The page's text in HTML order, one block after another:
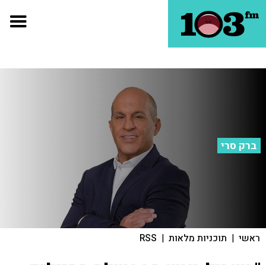
ברק סרי
ראשי | תוכניות מלאות |
RSS